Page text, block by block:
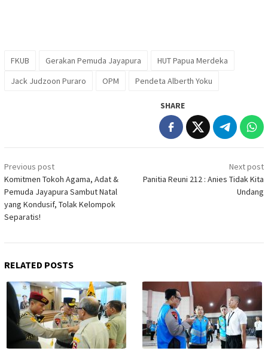
FKUB Gerakan Pemuda Jayapura
HUT Papua Merdeka
Jack Judzoon Puraro
OPM Pendeta Alberth Yoku
SHARE
Post
navigation
Previous post
Komitmen Tokoh Agama, Adat &
Pemuda Jayapura Sambut Natal
yang Kondusif, Tolak Kelompok
Separatis!
Next post
Panitia Reuni 212 : Anies Tidak Kita
Undang
RELATED POSTS